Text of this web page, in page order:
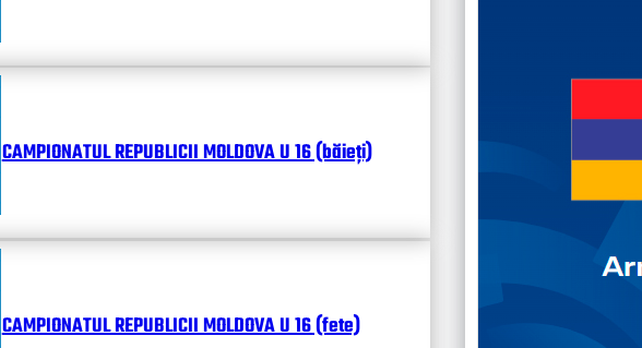
CAMPIONATUL REPUBLICII MOLDOVA U 16 (băieți)
CAMPIONATUL REPUBLICII MOLDOVA U 16 (fete)